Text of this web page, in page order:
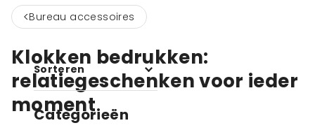
< Bureau accessoires
Sorteren
Categorieën
Klokken bedrukken:
relatiegeschenken voor ieder
moment